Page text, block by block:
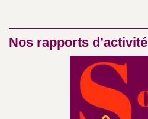
Nos rapports d’activité